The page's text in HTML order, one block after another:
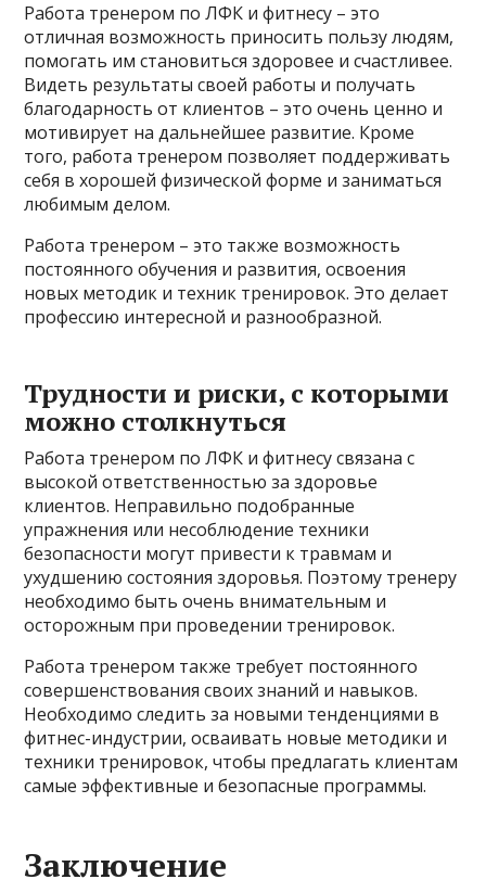
Работа тренером по ЛФК и фитнесу – это
отличная возможность приносить пользу людям,
помогать им становиться здоровее и счастливее.
Видеть результаты своей работы и получать
благодарность от клиентов – это очень ценно и
мотивирует на дальнейшее развитие. Кроме
того, работа тренером позволяет поддерживать
себя в хорошей физической форме и заниматься
любимым делом.
Работа тренером – это также возможность
постоянного обучения и развития, освоения
новых методик и техник тренировок. Это делает
профессию интересной и разнообразной.
Трудности и риски, с которыми
можно столкнуться
Работа тренером по ЛФК и фитнесу связана с
высокой ответственностью за здоровье
клиентов. Неправильно подобранные
упражнения или несоблюдение техники
безопасности могут привести к травмам и
ухудшению состояния здоровья. Поэтому тренеру
необходимо быть очень внимательным и
осторожным при проведении тренировок.
Работа тренером также требует постоянного
совершенствования своих знаний и навыков.
Необходимо следить за новыми тенденциями в
фитнес-индустрии, осваивать новые методики и
техники тренировок, чтобы предлагать клиентам
самые эффективные и безопасные программы.
Заключение